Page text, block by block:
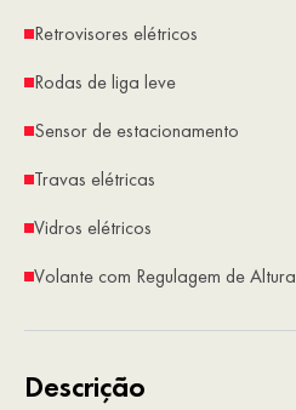
Retrovisores elétricos
Rodas de liga leve
Sensor de estacionamento
Travas elétricas
Vidros elétricos
Volante com Regulagem de Altura
Descrição